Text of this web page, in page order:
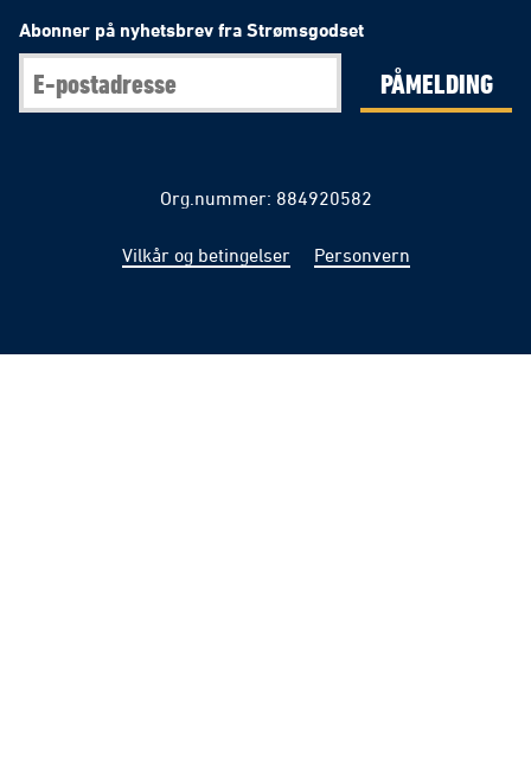
Abonner på nyhetsbrev fra Strømsgodset
PÅMELDING
Org.nummer: 884920582
Vilkår og betingelser Personvern